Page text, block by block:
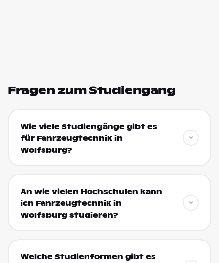
Fragen zum Studiengang
Wie viele Studiengänge gibt es
für Fahrzeugtechnik in
Wolfsburg?
An wie vielen Hochschulen kann
ich Fahrzeugtechnik in
Wolfsburg studieren?
Welche Studienformen gibt es